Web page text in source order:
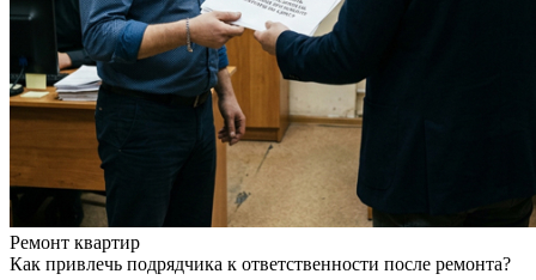
Ремонт квартир
Как привлечь подрядчика к ответственности после ремонта?